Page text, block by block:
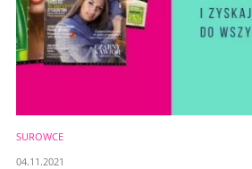
SUROWCE
04.11.2021